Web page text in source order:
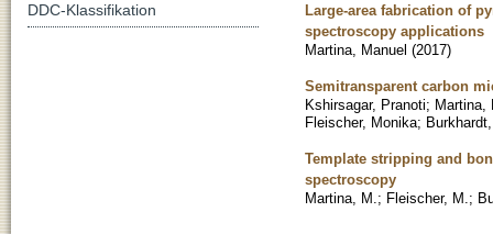
Large-area fabrication of
spectroscopy applications
Martina, Manuel (2017)
Semitransparent carbon
Kshirsagar, Pranoti; Martina,
Fleischer, Monika;
Template stripping and
spectroscopy
Martina, M. ; Fleischer, M. ;
DDC-Klassifikation